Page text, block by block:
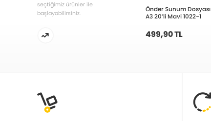
seçtiğimiz ürünler ile
başlayabilirsiniz.
Önder Sunum Dosyası
A3 20’li Mavi 1022-1
499,90 TL